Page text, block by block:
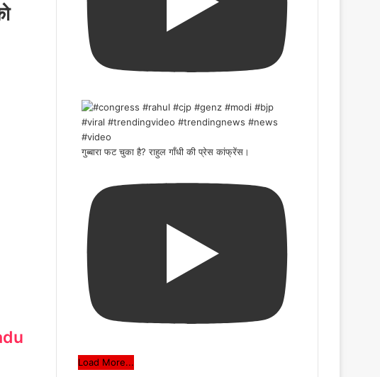
गुब्बारा फट चुका है? राहुल गाँधी की प्रेस कांफ्रेंस।
Load More...